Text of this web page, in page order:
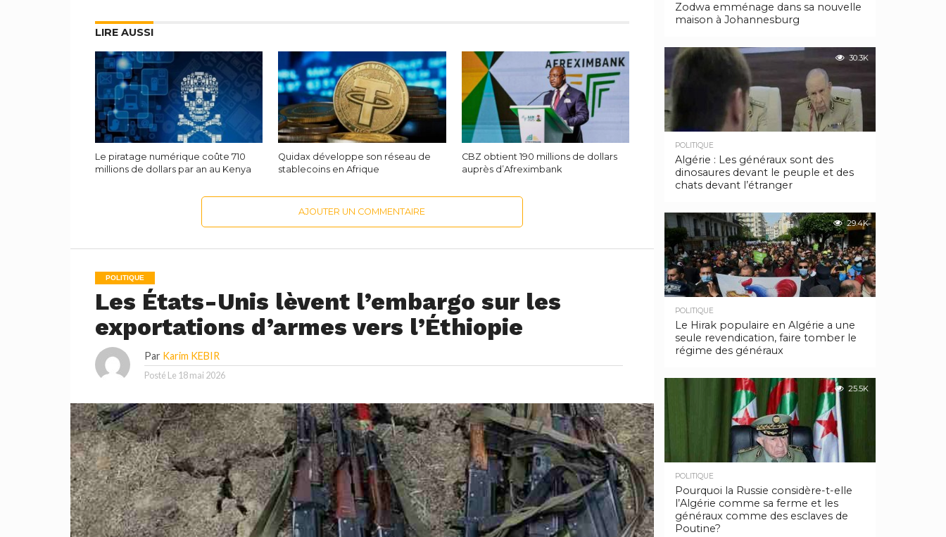
LIRE AUSSI
Le piratage numérique coûte 710
millions de dollars par an au Kenya
Quidax développe son réseau de
stablecoins en Afrique
CBZ obtient 190 millions de dollars
auprès d’Afreximbank
AJOUTER UN COMMENTAIRE
POLITIQUE
Les États-Unis lèvent l’embargo sur les
exportations d’armes vers l’Éthiopie
Par Karim KEBIR
Posté Le 18 mai 2026
Zodwa emménage dans sa nouvelle
maison à Johannesburg
30.3K
POLITIQUE
Algérie : Les généraux sont des
dinosaures devant le peuple et des
chats devant l’étranger
29.4K
POLITIQUE
Le Hirak populaire en Algérie a une
seule revendication, faire tomber le
régime des généraux
25.5K
POLITIQUE
Pourquoi la Russie considère-t-elle
l’Algérie comme sa ferme et les
généraux comme des esclaves de
Poutine?